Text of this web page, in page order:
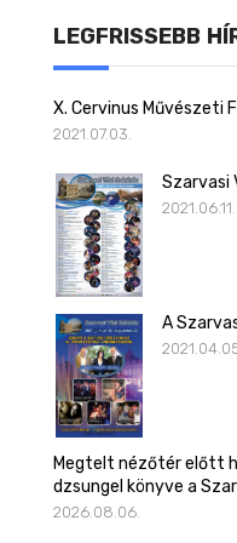
LEGFRISSEBB
X. Cervinus Művészeti
2021.07.03.
Szarvasi
2021.06.11.
A
Megtelt nézőtér előtt
dzsungel könyve a
2026.08.06.